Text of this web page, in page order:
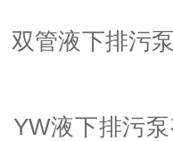
液下排污泵
液下排污泵